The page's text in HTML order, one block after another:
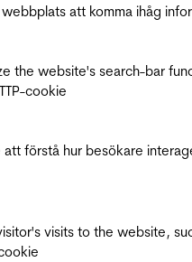
att komma ihåg
the website's search-bar
cookie
förstå hur besökare
visits to the website,